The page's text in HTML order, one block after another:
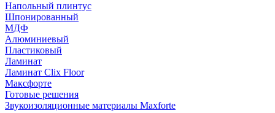
Напольный плинтус
Шпонированный
МДФ
Алюминиевый
Пластиковый
Ламинат
Ламинат Clix Floor
Максфорте
Готовые решения
Звукоизоляционные материалы Maxforte